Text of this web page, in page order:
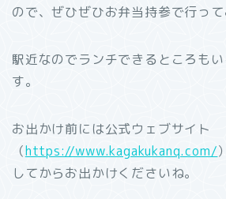
ので、ぜひぜひお弁当持参で行って
駅近なのでランチできるところも
す。
お出かけ前には公式ウェブサイト
（https://www.kagakukanq.com/
してからお出かけくださいね。